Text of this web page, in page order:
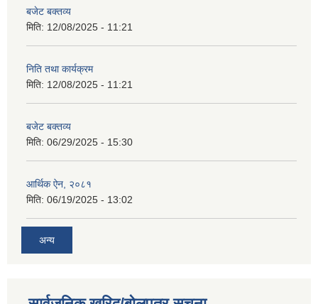
बजेट बक्तव्य
मिति: 12/08/2025 - 11:21
निति तथा कार्यक्रम
मिति: 12/08/2025 - 11:21
बजेट बक्तव्य
मिति: 06/29/2025 - 15:30
आर्थिक ऐन, २०८१
मिति: 06/19/2025 - 13:02
अन्य